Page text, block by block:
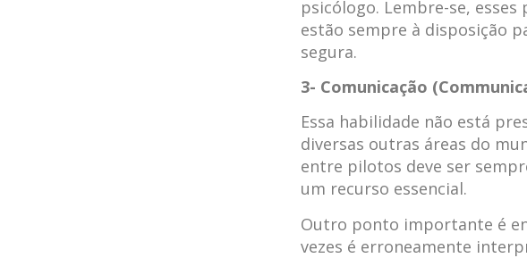
psicólogo. Lembre-se,
estão sempre à disposição
segura.
3- Comunicação
Essa habilidade não está
diversas outras áreas do
entre pilotos deve ser
um recurso essencial.
Outro ponto importante é
vezes é erroneamente